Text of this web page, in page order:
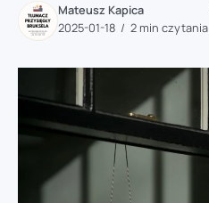
Mateusz Kapica
2025-01-18
2 min czytania